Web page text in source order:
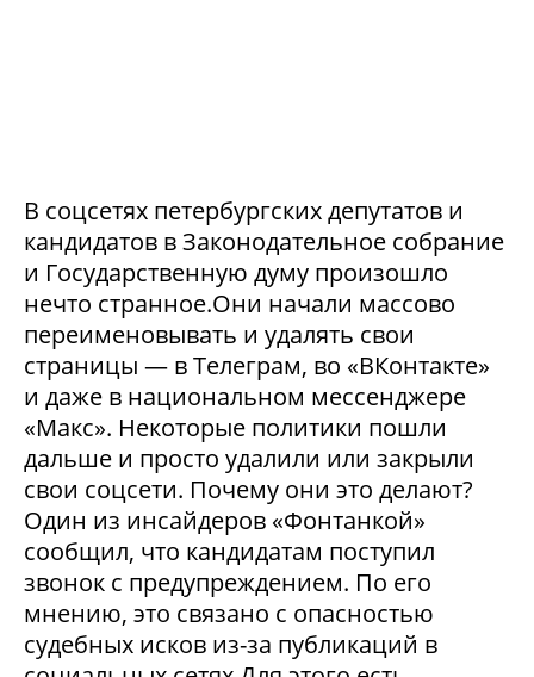
В соцсетях петербургских депутатов и
кандидатов в Законодательное собрание
и Государственную думу произошло
нечто странное.Они начали массово
переименовывать и удалять свои
страницы — в Телеграм, во «ВКонтакте»
и даже в национальном мессенджере
«Макс». Некоторые политики пошли
дальше и просто удалили или закрыли
свои соцсети. Почему они это делают?
Один из инсайдеров «Фонтанкой»
сообщил, что кандидатам поступил
звонок с предупреждением. По его
мнению, это связано с опасностью
судебных исков из-за публикаций в